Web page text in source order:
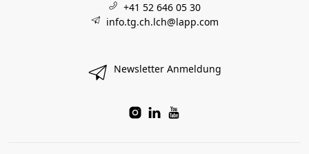
+41 52 646 05 30
info.tg.ch.lch@lapp.com
Newsletter Anmeldung